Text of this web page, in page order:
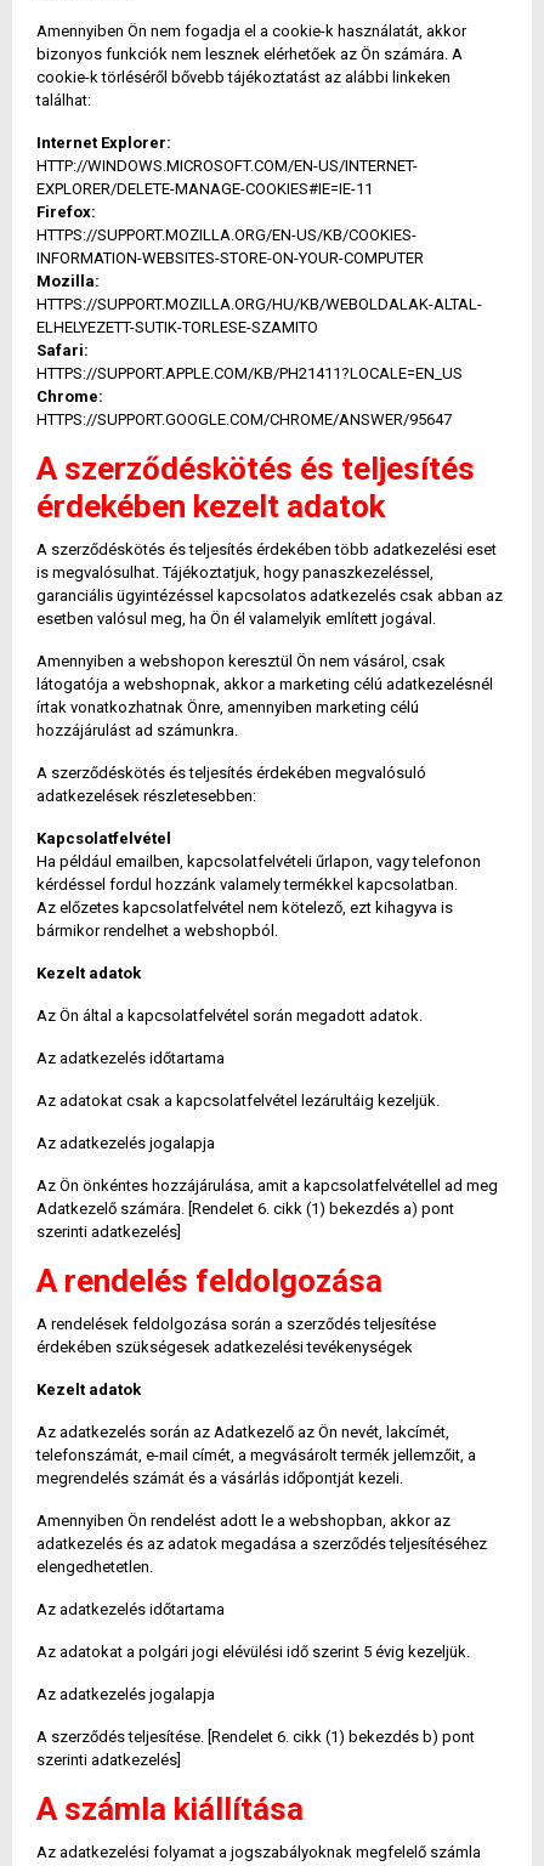
Amennyiben Ön nem fogadja el a cookie-k használatát, akkor
bizonyos funkciók nem lesznek elérhetőek az Ön számára. A
cookie-k törléséről bővebb tájékoztatást az alábbi linkeken
találhat:
Internet Explorer:
HTTP://WINDOWS.MICROSOFT.COM/EN-US/INTERNET-
EXPLORER/DELETE-MANAGE-COOKIES#IE=IE-11
Firefox:
HTTPS://SUPPORT.MOZILLA.ORG/EN-US/KB/COOKIES-
INFORMATION-WEBSITES-STORE-ON-YOUR-COMPUTER
Mozilla:
HTTPS://SUPPORT.MOZILLA.ORG/HU/KB/WEBOLDALAK-ALTAL-
ELHELYEZETT-SUTIK-TORLESE-SZAMITO
Safari:
HTTPS://SUPPORT.APPLE.COM/KB/PH21411?LOCALE=EN_US
Chrome:
HTTPS://SUPPORT.GOOGLE.COM/CHROME/ANSWER/95647
A szerződéskötés és teljesítés
érdekében kezelt adatok
A szerződéskötés és teljesítés érdekében több adatkezelési eset
is megvalósulhat. Tájékoztatjuk, hogy panaszkezeléssel,
garanciális ügyintézéssel kapcsolatos adatkezelés csak abban az
esetben valósul meg, ha Ön él valamelyik említett jogával.
Amennyiben a webshopon keresztül Ön nem vásárol, csak
látogatója a webshopnak, akkor a marketing célú adatkezelésnél
írtak vonatkozhatnak Önre, amennyiben marketing célú
hozzájárulást ad számunkra.
A szerződéskötés és teljesítés érdekében megvalósuló
adatkezelések részletesebben:
Kapcsolatfelvétel
Ha például emailben, kapcsolatfelvételi űrlapon, vagy telefonon
kérdéssel fordul hozzánk valamely termékkel kapcsolatban.
Az előzetes kapcsolatfelvétel nem kötelező, ezt kihagyva is
bármikor rendelhet a webshopból.
Kezelt adatok
Az Ön által a kapcsolatfelvétel során megadott adatok.
Az adatkezelés időtartama
Az adatokat csak a kapcsolatfelvétel lezárultáig kezeljük.
Az adatkezelés jogalapja
Az Ön önkéntes hozzájárulása, amit a kapcsolatfelvétellel ad meg
Adatkezelő számára. [Rendelet 6. cikk (1) bekezdés a) pont
szerinti adatkezelés]
A rendelés feldolgozása
A rendelések feldolgozása során a szerződés teljesítése
érdekében szükségesek adatkezelési tevékenységek
Kezelt adatok
Az adatkezelés során az Adatkezelő az Ön nevét, lakcímét,
telefonszámát, e-mail címét, a megvásárolt termék jellemzőit, a
megrendelés számát és a vásárlás időpontját kezeli.
Amennyiben Ön rendelést adott le a webshopban, akkor az
adatkezelés és az adatok megadása a szerződés teljesítéséhez
elengedhetetlen.
Az adatkezelés időtartama
Az adatokat a polgári jogi elévülési idő szerint 5 évig kezeljük.
Az adatkezelés jogalapja
A szerződés teljesítése. [Rendelet 6. cikk (1) bekezdés b) pont
szerinti adatkezelés]
A számla kiállítása
Az adatkezelési folyamat a jogszabályoknak megfelelő számla